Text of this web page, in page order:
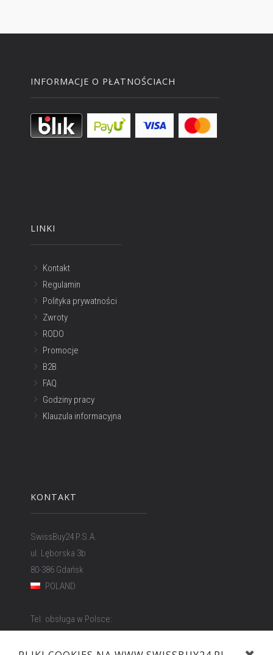
INFORMACJE O PŁATNOŚCIACH
LINKI
Kontakt
Regulamin
Polityka prywatności
Zwroty
RODO
Promocje
B2B
FAQ
Godziny pracy
Klauzula informacyjna
KONTAKT
SwissBuy24 P.S.A.
ul. Lęborska 3b
80-386 Gdańsk
POLAND
Tel. obsługa w Polsce:
E-mail:info@swissbuy24.pl